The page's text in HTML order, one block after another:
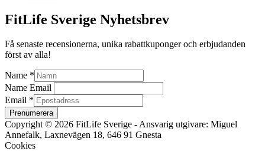
FitLife Sverige Nyhetsbrev
Få senaste recensionerna, unika rabattkuponger och erbjudanden
först av alla!
Name *
Name Email
Email *
Prenumerera
Copyright © 2026 FitLife Sverige - Ansvarig utgivare: Miguel
Annefalk, Laxnevägen 18, 646 91 Gnesta
Cookies